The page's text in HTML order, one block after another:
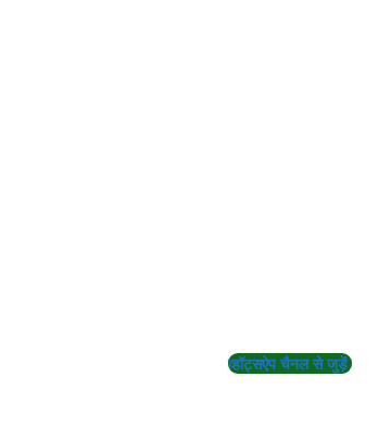
व्हॉट्सऐप चैनल से जुड़ें